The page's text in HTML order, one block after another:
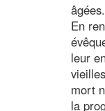
En
leur
mort
la